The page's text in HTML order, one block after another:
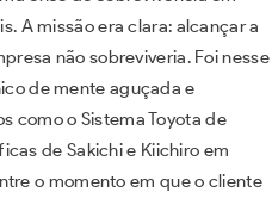
A missão era clara: alcançar a
não sobreviveria. Foi nesse
de mente aguçada e
como o Sistema Toyota de
de Sakichi e Kiichiro em
o momento em que o cliente